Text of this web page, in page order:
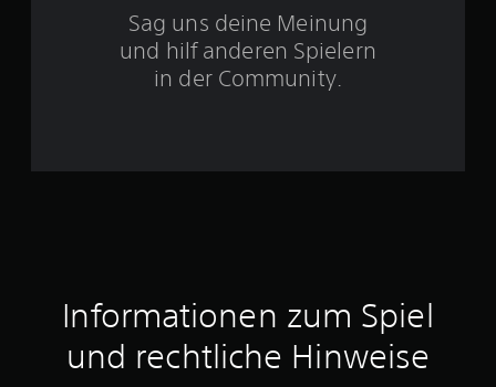
a
B
Sag uns deine Meinung
und hilf anderen Spielern
in der Community.
Informationen zum Spiel
und rechtliche Hinweise